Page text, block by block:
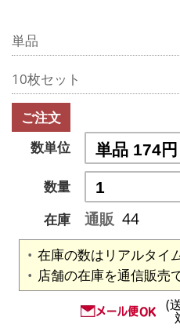
単品
10枚セット
ご注文
数単位
数量
在庫
通販 44
在庫の数はリアルタイ
店舗の在庫を通信販売
(